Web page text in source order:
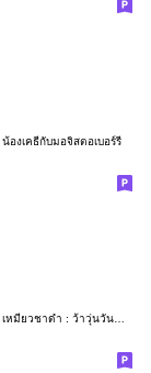
น้องเคธี่กับมอจิสตอเบอร์รี่
เหมียวชาดำ : ว้าวุ่นวันทำงาน!!